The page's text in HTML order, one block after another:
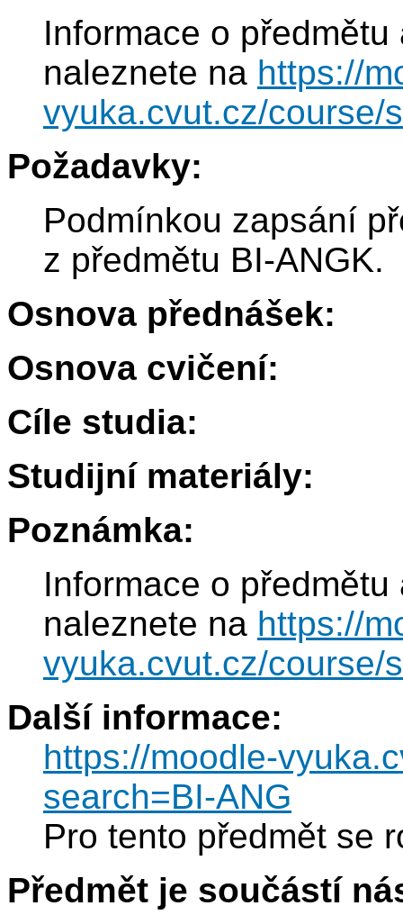
Informace o
naleznete na https://
vyuka.cvut.cz/course/
Požadavky:
Podmínkou zapsání
z předmětu BI-ANGK.
Osnova přednášek:
Osnova cvičení:
Cíle studia:
Studijní materiály:
Poznámka:
Informace o
naleznete na https://
vyuka.cvut.cz/course/
Další informace:
https://moodle-
search=BI-ANG
Pro tento předmět se
Předmět je součástí